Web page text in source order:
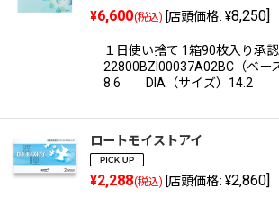
¥6,600(税込) [店頭価格: ¥8,250]
１日使い捨て 1箱90枚入り承認
22800BZI00037A02BC（ベー
8.6 DIA（サイズ）14.2
ロートモイストアイ
¥2,288(税込) [店頭価格: ¥2,860